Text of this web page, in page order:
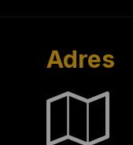
Adres